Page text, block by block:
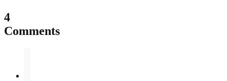
4
Comments